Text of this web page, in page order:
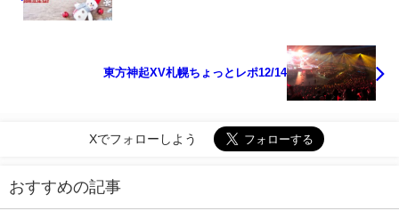
東方神起XV札幌ちょっとレポ12/14
Xでフォローしよう
おすすめの記事